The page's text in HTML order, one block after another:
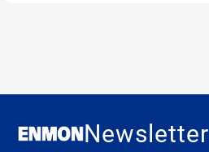
Newsletter